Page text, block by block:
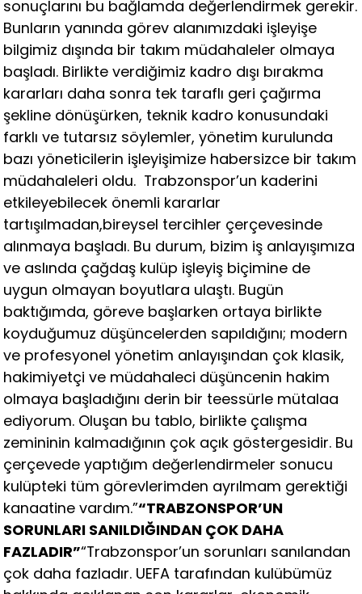
sonuçlarını bu bağlamda değerlendirmek gerekir.
Bunların yanında görev alanımızdaki işleyişe
bilgimiz dışında bir takım müdahaleler olmaya
başladı. Birlikte verdiğimiz kadro dışı bırakma
kararları daha sonra tek taraflı geri çağırma
şekline dönüşürken, teknik kadro konusundaki
farklı ve tutarsız söylemler, yönetim kurulunda
bazı yöneticilerin işleyişimize habersizce bir takım
müdahaleleri oldu. Trabzonspor’un kaderini
etkileyebilecek önemli kararlar
tartışılmadan,bireysel tercihler çerçevesinde
alınmaya başladı. Bu durum, bizim iş anlayışımıza
ve aslında çağdaş kulüp işleyiş biçimine de
uygun olmayan boyutlara ulaştı. Bugün
baktığımda, göreve başlarken ortaya birlikte
koyduğumuz düşüncelerden sapıldığını; modern
ve profesyonel yönetim anlayışından çok klasik,
hakimiyetçi ve müdahaleci düşüncenin hakim
olmaya başladığını derin bir teessürle mütalaa
ediyorum. Oluşan bu tablo, birlikte çalışma
zemininin kalmadığının çok açık göstergesidir. Bu
çerçevede yaptığım değerlendirmeler sonucu
kulüpteki tüm görevlerimden ayrılmam gerektiği
kanaatine vardım.”“TRABZONSPOR’UN
SORUNLARI SANILDIĞINDAN ÇOK DAHA
FAZLADIR”“Trabzonspor’un sorunları sanılandan
çok daha fazladır. UEFA tarafından kulübümüz